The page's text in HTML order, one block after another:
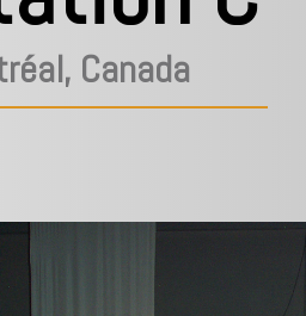
Canada